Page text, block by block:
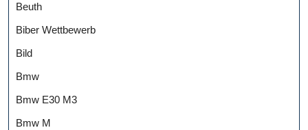
Beuth
Biber Wettbewerb
Bild
Bmw
Bmw E30 M3
Bmw M